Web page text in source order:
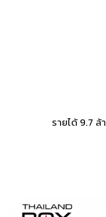
รายได้ 9.7